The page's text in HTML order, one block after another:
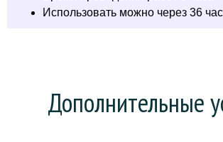
Использовать можно через 36
Дополнительные